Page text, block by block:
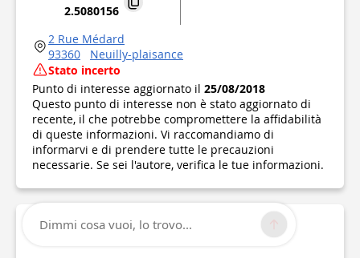
2.5080156
2 Rue Médard
93360
Neuilly-plaisance
Stato incerto
Punto di interesse aggiornato il 25/08/2018
Questo punto di interesse non è stato aggiornato di
recente, il che potrebbe compromettere la affidabilità
di queste informazioni. Vi raccomandiamo di
informarvi e di prendere tutte le precauzioni
necessarie. Se sei l'autore, verifica le tue informazioni.
Dimmi cosa vuoi, lo trovo...